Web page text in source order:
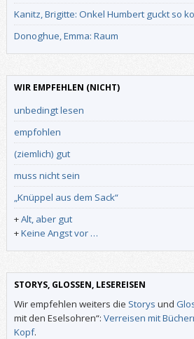
Kanitz, Brigitte: Onkel Humbert guckt so
Donoghue, Emma: Raum
WIR EMPFEHLEN (NICHT)
unbedingt lesen
empfohlen
(ziemlich) gut
muss nicht sein
„Knüppel aus dem Sack“
+Alt, aber gut
+Keine Angst vor …
STORYS, GLOSSEN, LESEREISEN
Wir empfehlen weiters die Storys und
mit den Eselsohren“: Verreisen mit
Kopf.